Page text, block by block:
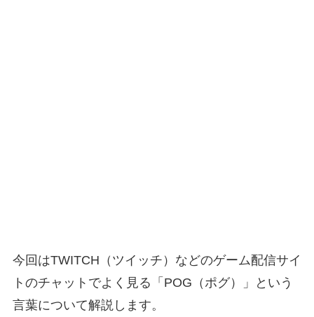
今回はTWITCH（ツイッチ）などのゲーム配信サイ
トのチャットでよく見る「POG（ポグ）」という
言葉について解説します。